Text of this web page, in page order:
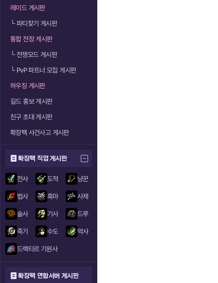
레이드 게시판
└파티찾기 게시판
통합 전장 게시판
└전쟁모드 게시판
└PvP 파트너 모집 게시판
하우징 게시판
길드 홍보 게시판
친구 초대 게시판
확장팩 사건사고 게시판
확장팩 직업 게시판
전사 도적 냥꾼
법사 흑마 사제
술사 기사 드루
죽기 수도 악사
드랙티르 기원사
확장팩 연합서버 게시판